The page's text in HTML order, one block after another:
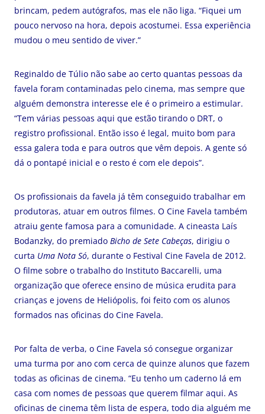
brincam, pedem autógrafos, mas ele não liga. “Fiquei um
pouco nervoso na hora, depois acostumei. Essa experiência
mudou o meu sentido de viver.”
Reginaldo de Túlio não sabe ao certo quantas pessoas da
favela foram contaminadas pelo cinema, mas sempre que
alguém demonstra interesse ele é o primeiro a estimular.
“Tem várias pessoas aqui que estão tirando o DRT, o
registro profissional. Então isso é legal, muito bom para
essa galera toda e para outros que vêm depois. A gente só
dá o pontapé inicial e o resto é com ele depois”.
Os profissionais da favela já têm conseguido trabalhar em
produtoras, atuar em outros filmes. O Cine Favela também
atraiu gente famosa para a comunidade. A cineasta Laís
Bodanzky, do premiado Bicho de Sete Cabeças, dirigiu o
curta Uma Nota Só, durante o Festival Cine Favela de 2012.
O filme sobre o trabalho do Instituto Baccarelli, uma
organização que oferece ensino de música erudita para
crianças e jovens de Heliópolis, foi feito com os alunos
formados nas oficinas do Cine Favela.
Por falta de verba, o Cine Favela só consegue organizar
uma turma por ano com cerca de quinze alunos que fazem
todas as oficinas de cinema. “Eu tenho um caderno lá em
casa com nomes de pessoas que querem filmar aqui. As
oficinas de cinema têm lista de espera, todo dia alguém me